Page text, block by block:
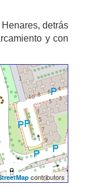
detrás
y con
contributors